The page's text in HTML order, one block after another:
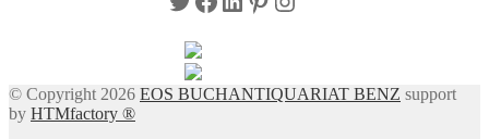
© Copyright 2026 EOS BUCHANTIQUARIAT BENZ support
by HTMfactory ®